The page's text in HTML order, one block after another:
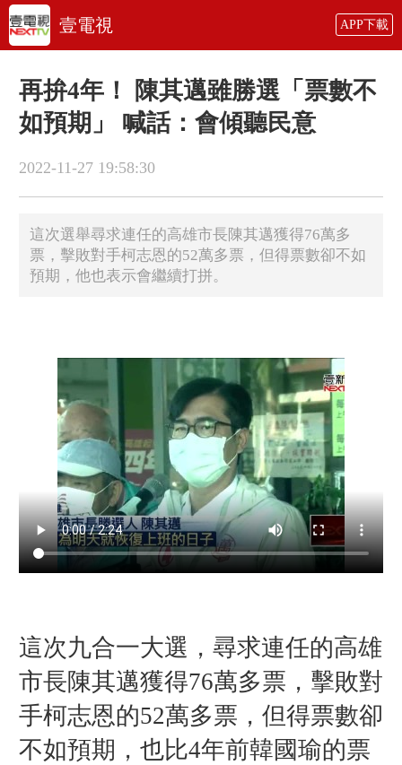
壹電視 APP下載
再拚4年！ 陳其邁雖勝選「票數不
如預期」 喊話：會傾聽民意
2022-11-27 19:58:30
這次選舉尋求連任的高雄市長陳其邁獲得76萬多
票，擊敗對手柯志恩的52萬多票，但得票數卻不如
預期，他也表示會繼續打拼。
這次九合一大選，尋求連任的高雄
市長陳其邁獲得76萬多票，擊敗對
手柯志恩的52萬多票，但得票數卻
不如預期，也比4年前韓國瑜的票